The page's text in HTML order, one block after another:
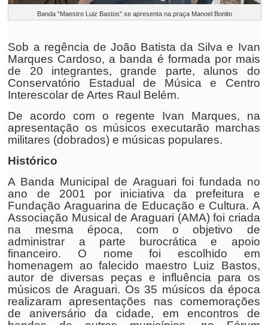
Banda “Maestro Luiz Bastos” se apresenta na praça Manoel Bonito
Sob a regência de João Batista da Silva e Ivan
Marques Cardoso, a banda é formada por mais
de 20 integrantes, grande parte, alunos do
Conservatório Estadual de Música e Centro
Interescolar de Artes Raul Belém.
De acordo com o regente Ivan Marques, na
apresentação os músicos executarão marchas
militares (dobrados) e músicas populares.
Histórico
A Banda Municipal de Araguari foi fundada no
ano de 2001 por iniciativa da prefeitura e
Fundação Araguarina de Educação e Cultura. A
Associação Musical de Araguari (AMA) foi criada
na mesma época, com o objetivo de
administrar a parte burocrática e apoio
financeiro. O nome foi escolhido em
homenagem ao falecido maestro Luiz Bastos,
autor de diversas peças e influência para os
músicos de Araguari. Os 35 músicos da época
realizaram apresentações nas comemorações
de aniversário da cidade, em encontros de